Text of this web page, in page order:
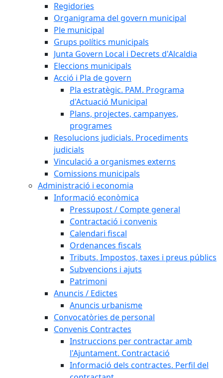
Regidories
Organigrama del govern municipal
Ple municipal
Grups polítics municipals
Junta Govern Local i Decrets d'Alcaldia
Eleccions municipals
Acció i Pla de govern
Pla estratègic. PAM. Programa
d'Actuació Municipal
Plans, projectes, campanyes,
programes
Resolucions judicials. Procediments
judicials
Vinculació a organismes externs
Comissions municipals
Administració i economia
Informació econòmica
Pressupost / Compte general
Contractació i convenis
Calendari fiscal
Ordenances fiscals
Tributs. Impostos, taxes i preus públics
Subvencions i ajuts
Patrimoni
Anuncis / Edictes
Anuncis urbanisme
Convocatòries de personal
Convenis Contractes
Instruccions per contractar amb
l'Ajuntament. Contractació
Informació dels contractes. Perfil del